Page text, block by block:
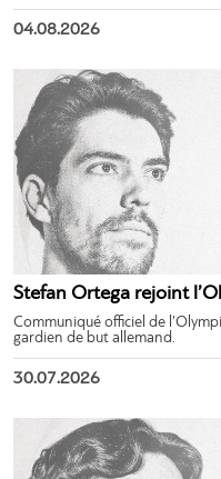
04.08.2026
Stefan Ortega rejoint
Communiqué officiel de
gardien de but allemand.
30.07.2026